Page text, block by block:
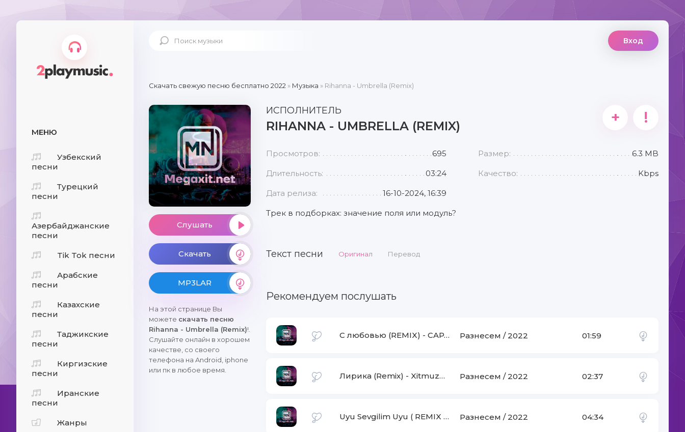
МЕНЮ
Узбекский
песни
Турецкий
песни
Азербайджанские
песни
Tik Tok песни
Арабские
песни
Казахские
песни
Таджикские
песни
Киргизские
песни
Иранские
песни
Жанры
Вход
Скачать свежую песню бесплатно 2022 » Музыка » Rihanna - Umbrella (Remix)
Слушать
Скачать
MP3LAR
На этой странице Вы
можете скачать песню
Rihanna - Umbrella (Remix)!.
Слушайте онлайн в хорошем
качестве, со своего
телефона на Android, iphone
или пк в любое время.
ИСПОЛНИТЕЛЬ
RIHANNA - UMBRELLA (REMIX) + !
Просмотров: 695 Размер: 6.3 MB
Длительность: 03:24 Качество: Kbps
Дата релиза: 16-10-2024, 16:39
Трек в подборках: значение поля или модуль?
Текст песни Оригинал Перевод
Рекомендуем послушать
С любовью (REMIX) - CAPTOWN Разнесем / 2022 01:59
Лирика (Remix) - Xitmuzon.net Разнесем / 2022 02:37
Uyu Sevgilim Uyu ( REMIX )- İsrail Məmmədov
Разнесем / 2022 04:34